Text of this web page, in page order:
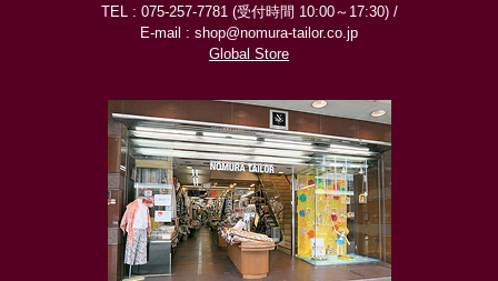
TEL : 075-257-7781 (受付時間 10:00～17:30) /
E-mail : shop@nomura-tailor.co.jp
Global Store